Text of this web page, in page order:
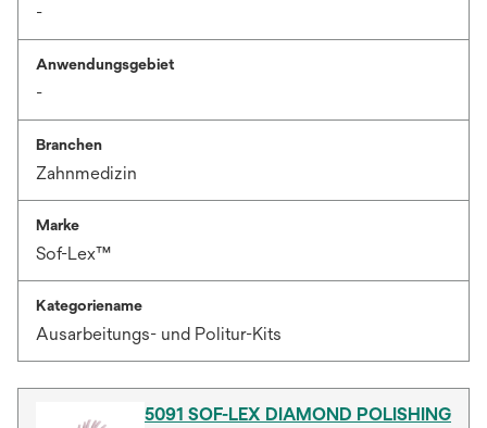
-
Anwendungsgebiet
-
Branchen
Zahnmedizin
Marke
Sof-Lex™
Kategoriename
Ausarbeitungs- und Politur-Kits
5091 SOF-LEX DIAMOND POLISHING